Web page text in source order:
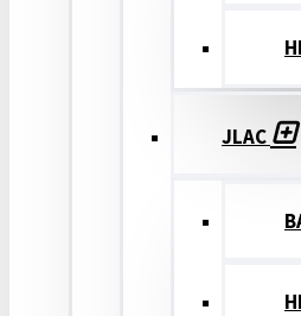
JLAC